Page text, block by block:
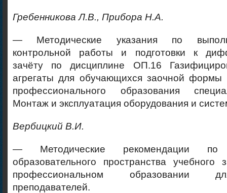
Гребенникова Л.В., Прибора Н.А.
— Методические указания по
контрольной работы и подготовки к
зачёту по дисциплине ОП.16
агрегаты для обучающихся заочной формы
профессионального образования
Монтаж и эксплуатация оборудования и
Вербицкий В.И.
— Методические рекомендации по
образовательного пространства учебного
профессиональном образовании
преподавателей.